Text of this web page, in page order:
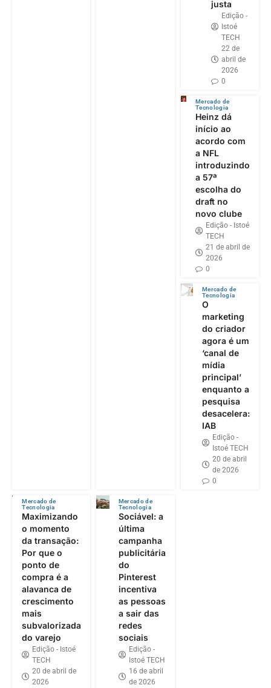
justa
Edição -
Istoé
TECH
22 de
abril de
2026
0
Mercado de
Tecnologia
Heinz dá
início ao
acordo com
a NFL
introduzindo
a 57ª
escolha do
draft no
novo clube
Edição - Istoé
TECH
21 de abril de
2026
0
Mercado de
Tecnologia
O
marketing
do criador
agora é um
‘canal de
mídia
principal’
enquanto a
pesquisa
desacelera:
IAB
Edição -
Istoé TECH
20 de abril
de 2026
0
Mercado de
Tecnologia
Maximizando
o momento
da transação:
Por que o
ponto de
compra é a
alavanca de
crescimento
mais
subvalorizada
do varejo
Edição - Istoé
TECH
20 de abril de
2026
Mercado de
Tecnologia
Sociável: a
última
campanha
publicitária
do
Pinterest
incentiva
as pessoas
a sair das
redes
sociais
Edição -
Istoé TECH
16 de abril
de 2026